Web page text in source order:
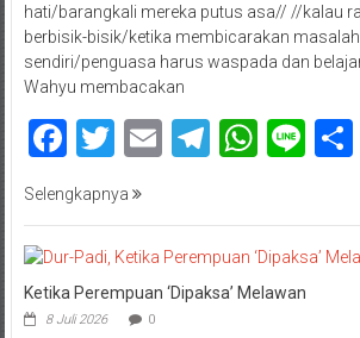
hati/barangkali mereka putus asa// //kalau
berbisik-bisik/ketika membicarakan
sendiri/penguasa harus waspada dan
Wahyu membacakan
Facebook
Twitter
EmailTelegram
Line
Selengkapnya
Ketika Perempuan ‘Dipaksa’ Melawan
8 Juli 2026 0